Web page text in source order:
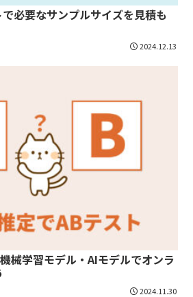
必要なサンプルサイズを見積も
2024.12.13
械学習モデル・AIモデルでオンラ
2024.11.30